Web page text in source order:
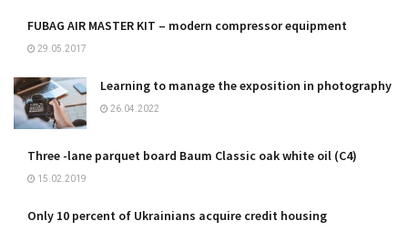
FUBAG AIR MASTER KIT – modern compressor equipment
29.05.2017
Learning to manage the exposition in photography
26.04.2022
Three -lane parquet board Baum Classic oak white oil (C4)
15.02.2019
Only 10 percent of Ukrainians acquire credit housing